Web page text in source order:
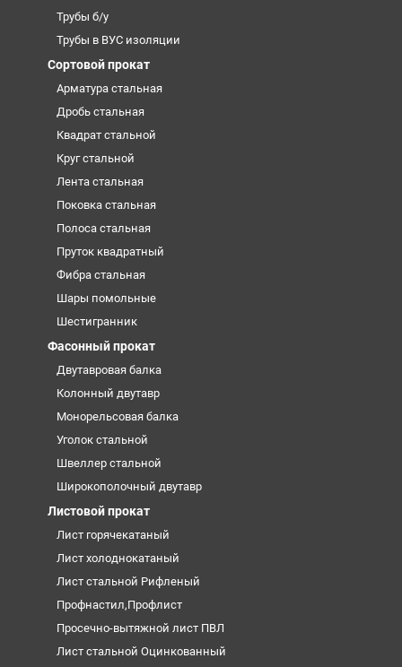
Трубы б/у
Трубы в ВУС изоляции
Сортовой прокат
Арматура стальная
Дробь стальная
Квадрат стальной
Круг стальной
Лента стальная
Поковка стальная
Полоса стальная
Пруток квадратный
Фибра стальная
Шары помольные
Шестигранник
Фасонный прокат
Двутавровая балка
Колонный двутавр
Монорельсовая балка
Уголок стальной
Швеллер стальной
Широкополочный двутавр
Листовой прокат
Лист горячекатаный
Лист холоднокатаный
Лист стальной Рифленый
Профнастил,Профлист
Просечно-вытяжной лист ПВЛ
Лист стальной Оцинкованный